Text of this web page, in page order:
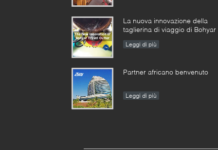
La nuova innovazione della
taglierina di viaggio di Bohyar
Leggi di più
Partner africano benvenuto
Leggi di più